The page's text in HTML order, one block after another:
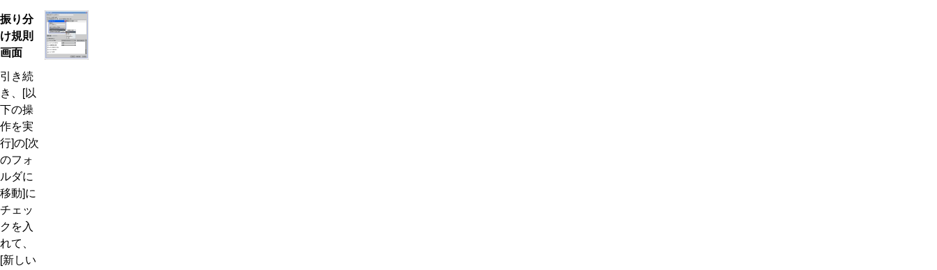
振り分
け規則
画面
引き続
き、[以
下の操
作を実
行]の[次
のフォ
ルダに
移動]に
チェッ
クを入
れて、
[新しい